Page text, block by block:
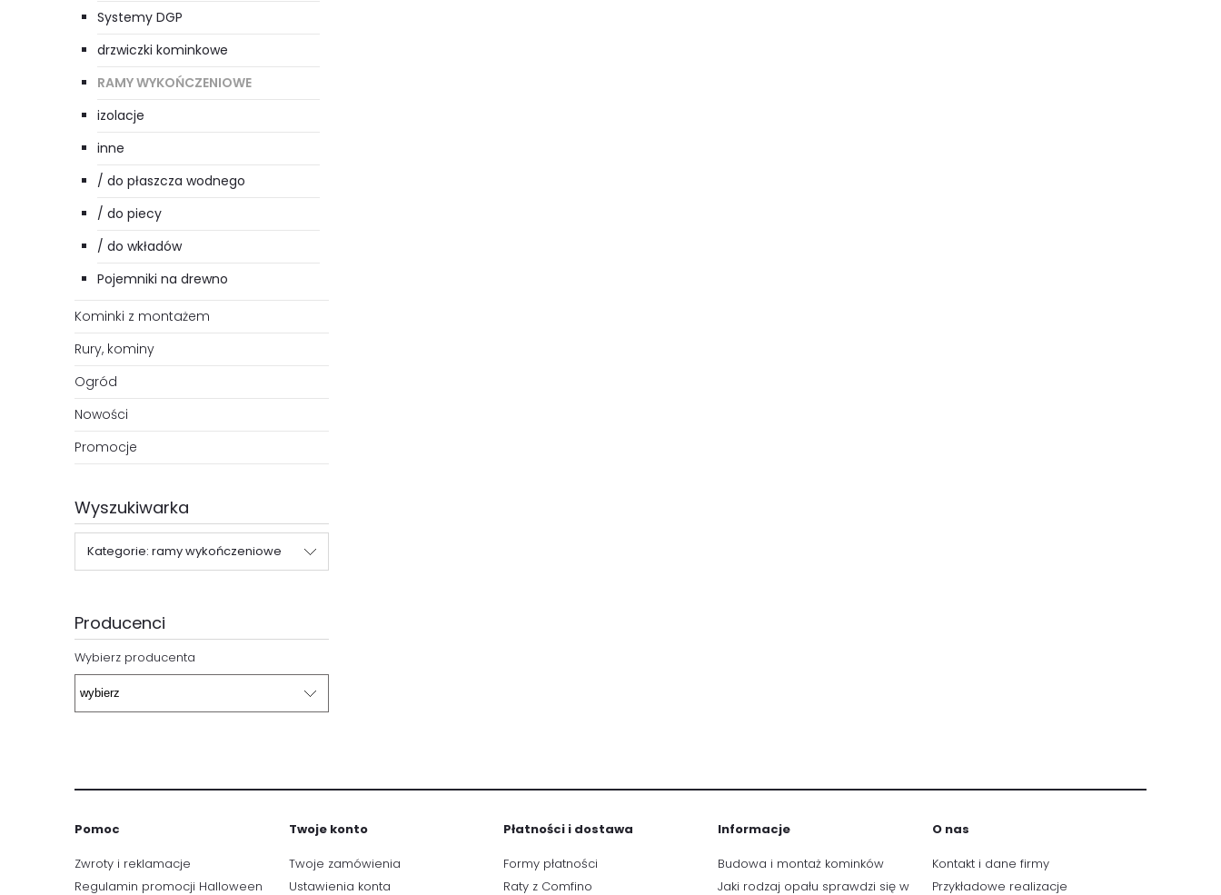
Systemy DGP
drzwiczki kominkowe
RAMY WYKOŃCZENIOWE
izolacje
inne
/ do płaszcza wodnego
/ do piecy
/ do wkładów
Pojemniki na drewno
Kominki z montażem
Rury, kominy
Ogród
Nowości
Promocje
Wyszukiwarka
Kategorie: ramy wykończeniowe
Producenci
Wybierz producenta
Pomoc
Zwroty i reklamacje
Regulamin promocji Halloween
Twoje konto
Twoje zamówienia
Ustawienia konta
Płatności i dostawa
Formy płatności
Raty z Comfino
Informacje
Budowa i montaż kominków
Jaki rodzaj opału sprawdzi się w
O nas
Kontakt i dane firmy
Przykładowe realizacje